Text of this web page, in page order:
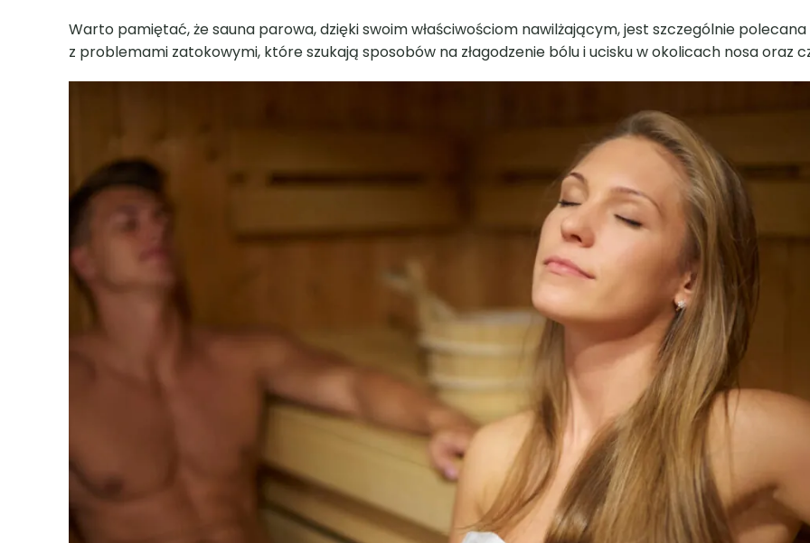
Warto pamiętać, że sauna parowa, dzięki swoim właściwościom nawilżającym, jest szczególnie
z problemami zatokowymi, które szukają sposobów na złagodzenie bólu i ucisku w okolicach nosa oraz